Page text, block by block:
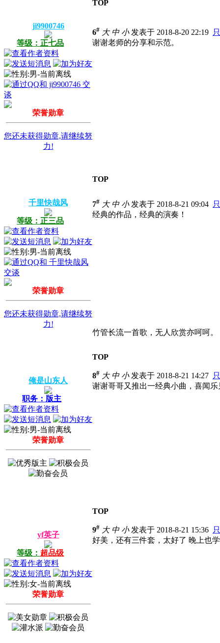
TOP
ji9900746
等级：正七品
荣誉勋章
您还未获得勋章,请继续努
力!
6# 大 中 小发表于 2018-8-20 22:19
谢谢老师的分享和示范。
TOP
千里快哉风
等级：正三品
荣誉勋章
您还未获得勋章,请继续努
力!
7# 大 中 小发表于 2018-8-21 09:04
经典的作品，经典的演奏！
竹管长流一首歌，无人欣赏亦呵呵。
TOP
俺是山东人
职务：版主
荣誉勋章
8# 大 中 小发表于 2018-8-21 14:27
谢谢哥哥又推出一经典小曲，喜闻乐
TOP
yf英子
等级： 超品级
荣誉勋章
9# 大 中 小发表于 2018-8-21 15:36
好美，还有三件套，太好了 晚上也